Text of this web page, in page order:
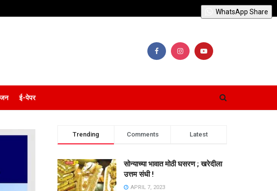
ई-पेपर
Trending Comments Latest
सोन्याच्या भावात मोठी घसरण ; खरेदीला
उत्तम संधी !
APRIL 7, 2023
WhatsApp Share